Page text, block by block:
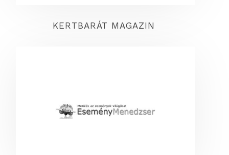
KERTBARÁT MAGAZIN